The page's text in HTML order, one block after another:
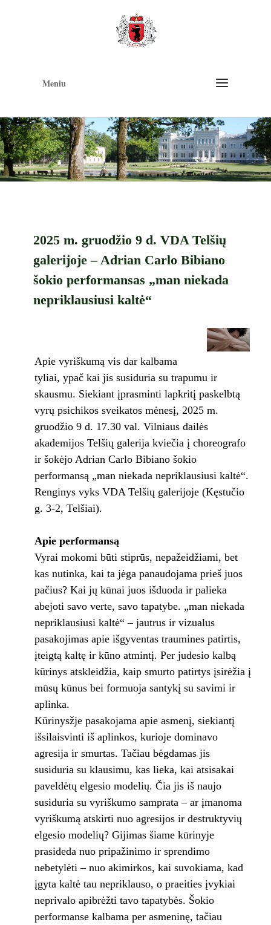
Meniu
2025 m. gruodžio 9 d. VDA Telšių
galerijoje – Adrian Carlo Bibiano
šokio performansas „man niekada
nepriklausiusi kaltė“
Apie vyriškumą vis dar kalbama
tyliai, ypač kai jis susiduria su trapumu ir
skausmu. Siekiant įprasminti lapkritį paskelbtą
vyrų psichikos sveikatos mėnesį, 2025 m.
gruodžio 9 d. 17.30 val. Vilniaus dailės
akademijos Telšių galerija kviečia į choreografo
ir šokėjo Adrian Carlo Bibiano šokio
performansą „man niekada nepriklausiusi kaltė“.
Renginys vyks VDA Telšių galerijoje (Kęstučio
g. 3-2, Telšiai).
Apie performansą
Vyrai mokomi būti stiprūs, nepažeidžiami, bet
kas nutinka, kai ta jėga panaudojama prieš juos
pačius? Kai jų kūnai juos išduoda ir palieka
abejoti savo verte, savo tapatybe. „man niekada
nepriklausiusi kaltė“ – jautrus ir vizualus
pasakojimas apie išgyventas traumines patirtis,
įteigtą kaltę ir kūno atmintį. Per judesio kalbą
kūrinys atskleidžia, kaip smurto patirtys įsirėžia į
mūsų kūnus bei formuoja santykį su savimi ir
aplinka.
Kūrinysžje pasakojama apie asmenį, siekiantį
išsilaisvinti iš aplinkos, kurioje dominavo
agresija ir smurtas. Tačiau bėgdamas jis
susiduria su klausimu, kas lieka, kai atsisakai
paveldėtų elgesio modelių. Čia jis iš naujo
susiduria su vyriškumo samprata – ar įmanoma
vyriškumą atskirti nuo agresijos ir destruktyvių
elgesio modelių? Gijimas šiame kūrinyje
prasideda nuo pripažinimo ir sprendimo
nebetylėti – nuo akimirkos, kai suvokiama, kad
įgyta kaltė tau nepriklauso, o praeities įvykiai
neprivalo apibrėžti tavo tapatybės. Šokio
performanse kalbama per asmeninę, tačiau